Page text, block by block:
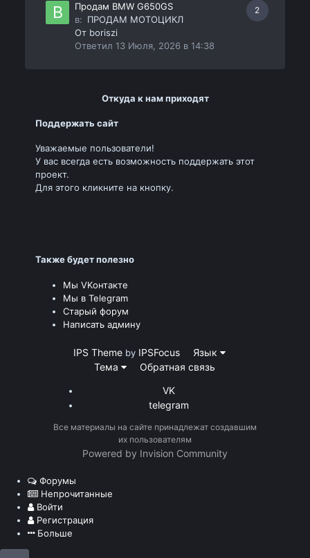
2
Продам BMW G650GS
в: ПРОДАМ МОТОЦИКЛ
От boriszi
Ответил13 Июля, 2026 в 14:38
Откуда к нам приходят
Поддержать сайт
Уважаемые пользователи!
У вас всегда есть возможность поддержать этот
проект.
Для этого кликните на кнопку.
Также будет полезно
Мы VKонтакте
Мы в Telegram
Старый форум
Написать админу
IPS Theme by IPSFocus
Язык
Тема
Обратная связь
VK
telegram
Все материалы на сайте принадлежат создавшим
их пользователям
Powered by Invision Community
Форумы
Непрочитанные
Войти
Регистрация
Больше